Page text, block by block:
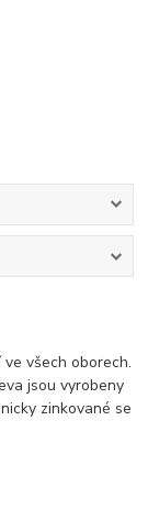
všech oborech.
jsou vyrobeny
zinkované se